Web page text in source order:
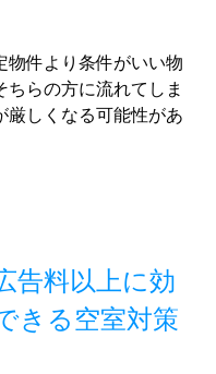
物件より条件がいい物
ちらの方に流れてしま
厳しくなる可能性があ
告料以上に効
きる空室対策